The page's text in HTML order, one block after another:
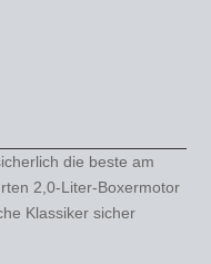
die beste am
2,0-Liter-Boxermotor
Klassiker sicher